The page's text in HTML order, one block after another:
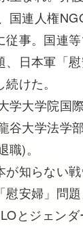
国連人権
従事。国連
、日本軍「
けた。
学大学院国
谷大学法学
職)。
知らない
安婦」問題
とジェン